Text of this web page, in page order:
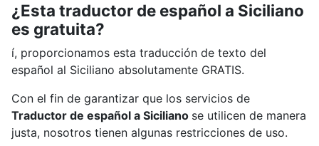
¿Esta traductor de español a Siciliano
es gratuita?
í, proporcionamos esta traducción de texto del
español al Siciliano absolutamente GRATIS.
Con el fin de garantizar que los servicios de
Traductor de español a Siciliano se utilicen de manera
justa, nosotros tienen algunas restricciones de uso.